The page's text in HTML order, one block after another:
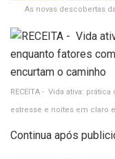
As novas descobertas
RECEITA - Vida ativa:
estresse e noites em claro
Continua após